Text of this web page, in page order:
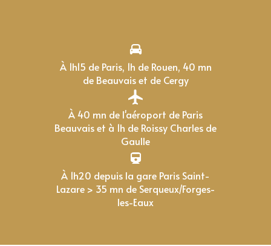
À 1h15 de Paris, 1h de Rouen, 40 mn
de Beauvais et de Cergy
À 40 mn de l'aéroport de Paris
Beauvais et à 1h de Roissy Charles de
Gaulle
À 1h20 depuis la gare Paris Saint-
Lazare > 35 mn de Serqueux/Forges-
les-Eaux